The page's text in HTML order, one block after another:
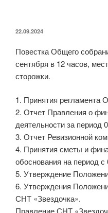
ОПУБЛИКОВАНО
22.09.2024
Повестка Общего
сентября в 12 часов,
сторожки.
1. Принятия регламента
2. Отчет Правления о
деятельности за период
3. Отчет Ревизионной
4. Принятия сметы и
обоснования на период с
5. Утверждение
6. Утверждения
СНТ «Звездочка».
Правление СНТ